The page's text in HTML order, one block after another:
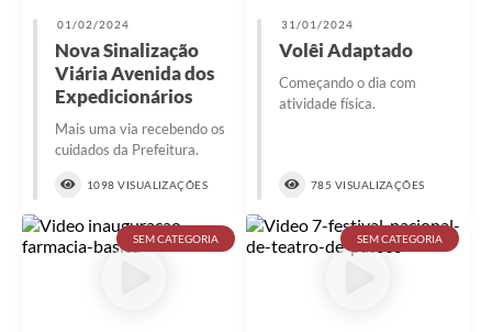
01/02/2024
Nova Sinalização
Viária Avenida dos
Expedicionários
Mais uma via recebendo os
cuidados da Prefeitura.
1098 VISUALIZAÇÕES
31/01/2024
Volêi Adaptado
Começando o dia com
atividade física.
785 VISUALIZAÇÕES
SEM CATEGORIA SEM CATEGORIA